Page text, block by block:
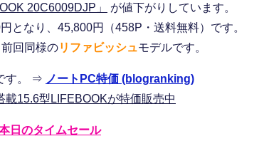
20C6009DJP」
が値下がりしています。
となり、45,800円（458P・送料無料）です。
回同様のリファビッシュモデルです。
す。 ⇒ ノートPC特価 (blogranking)
載15.6型LIFEBOOKが特価販売中
日のタイムセール